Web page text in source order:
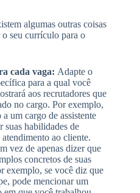
algumas outras coisas
seu currículo para o
cada vaga: Adapte o
para a qual você
aos recrutadores que
no cargo. Por exemplo,
um cargo de assistente
suas habilidades de
ao cliente.
vez de apenas dizer que
concretos de suas
exemplo, se você diz que
pode mencionar um